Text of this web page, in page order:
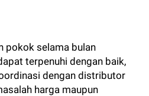
pokok selama bulan
terpenuhi dengan baik,
dengan distributor
harga maupun